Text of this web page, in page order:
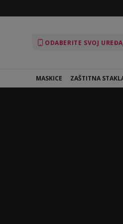
ODABERITE SVOJ
MASKICE ZAŠTITNA